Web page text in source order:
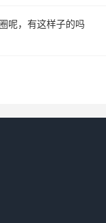
呢，有这样子的吗